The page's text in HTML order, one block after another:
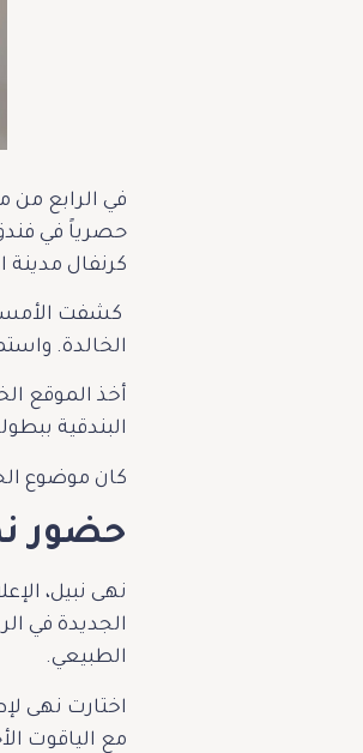
في الرابع من
حصرياً في
كرنفال مدينة
كشفت
الخالدة.
أخذ الموقع
البندقية
كان موضوع
حضور
نهى نبيل،
الجديدة في
الطبيعي.
مع الياقوت